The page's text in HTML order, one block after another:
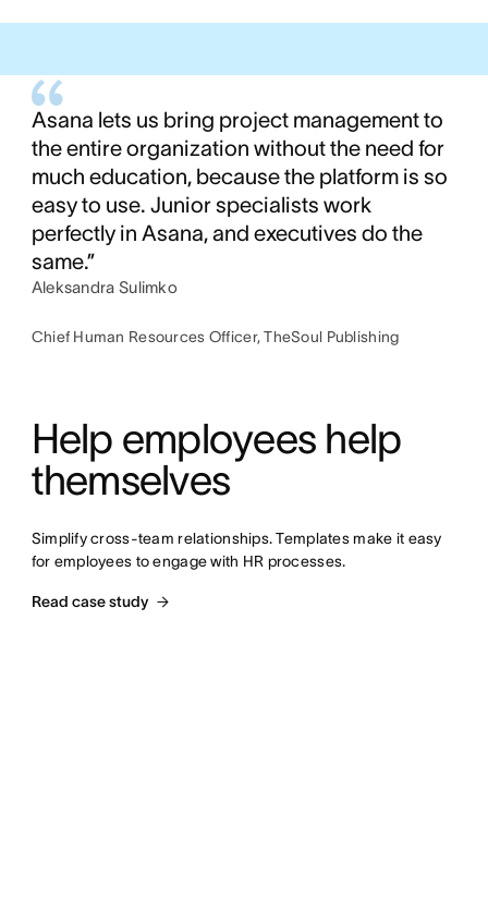
Asana lets us bring project management to
the entire organization without the need for
much education, because the platform is so
easy to use. Junior specialists work
perfectly in Asana, and executives do the
same.”
Aleksandra Sulimko
Chief Human Resources Officer, TheSoul Publishing
Help employees help
themselves
Simplify cross-team relationships. Templates make it easy
for employees to engage with HR processes.
Read case study